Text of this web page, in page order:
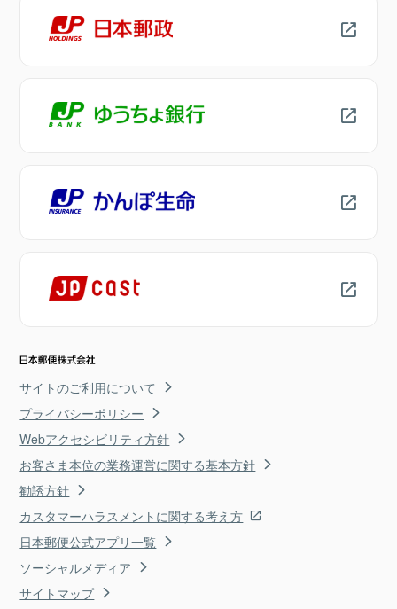
サイトのご利用について
プライバシーポリシー
Webアクセシビリティ方針
お客さま本位の業務運営に関する基本方針
勧誘方針
カスタマーハラスメントに関する考え方
日本郵便公式アプリ一覧
ソーシャルメディア
サイトマップ